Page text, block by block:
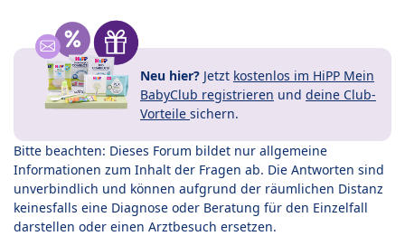
Neu hier? Jetzt kostenlos im HiPP Mein
BabyClub registrieren und deine Club-
Vorteile sichern.
Bitte beachten: Dieses Forum bildet nur allgemeine
Informationen zum Inhalt der Fragen ab. Die Antworten sind
unverbindlich und können aufgrund der räumlichen Distanz
keinesfalls eine Diagnose oder Beratung für den Einzelfall
darstellen oder einen Arztbesuch ersetzen.